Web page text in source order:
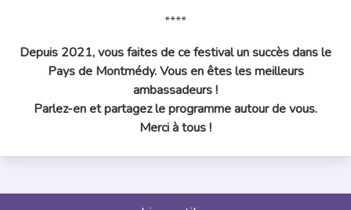
****
Depuis 2021, vous faites de ce festival un succès dans le
Pays de Montmédy. Vous en êtes les meilleurs
ambassadeurs !
Parlez-en et partagez le programme autour de vous.
Merci à tous !